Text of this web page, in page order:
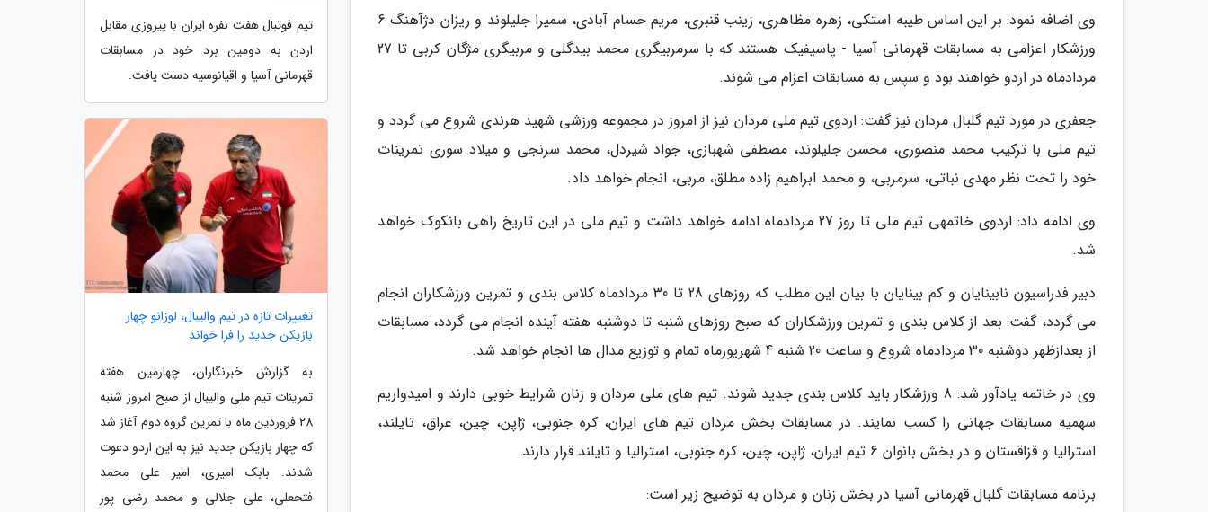
وی اضافه نمود: بر این اساس طیبه استکی، زهره مظاهری، زینب قنبری، مریم حسام آبادی، سمیرا جلیلوند و ریزان دژآهنگ 6
ورزشکار اعزامی به مسابقات قهرمانی آسیا - پاسیفیک هستند که با سرمربیگری محمد بیدگلی و مربیگری مژگان کربی تا 27
مردادماه در اردو خواهند بود و سپس به مسابقات اعزام می شوند.
جعفری در مورد تیم گلبال مردان نیز گفت: اردوی تیم ملی مردان نیز از امروز در مجموعه ورزشی شهید هرندی شروع می گردد و
تیم ملی با ترکیب محمد منصوری، محسن جلیلوند، مصطفی شهبازی، جواد شیردل، محمد سرنجی و میلاد سوری تمرینات
خود را تحت نظر مهدی نباتی، سرمربی، و محمد ابراهیم زاده مطلق، مربی، انجام خواهد داد.
وی ادامه داد: اردوی خاتمهی تیم ملی تا روز 27 مردادماه ادامه خواهد داشت و تیم ملی در این تاریخ راهی بانکوک خواهد
شد.
دبیر فدراسیون نابینایان و کم بینایان با بیان این مطلب که روزهای 28 تا 30 مردادماه کلاس بندی و تمرین ورزشکاران انجام
می گردد، گفت: بعد از کلاس بندی و تمرین ورزشکاران که صبح روزهای شنبه تا دوشنبه هفته آینده انجام می گردد، مسابقات
از بعدازظهر دوشنبه 30 مردادماه شروع و ساعت 20 شنبه 4 شهریورماه تمام و توزیع مدال ها انجام خواهد شد.
وی در خاتمه یادآور شد: 8 ورزشکار باید کلاس بندی جدید شوند. تیم های ملی مردان و زنان شرایط خوبی دارند و امیدواریم
سهمیه مسابقات جهانی را کسب نمایند. در مسابقات بخش مردان تیم های ایران، کره جنوبی، ژاپن، چین، عراق، تایلند،
استرالیا و قزاقستان و در بخش بانوان 6 تیم ایران، ژاپن، چین، کره جنوبی، استرالیا و تایلند قرار دارند.
برنامه مسابقات گلبال قهرمانی آسیا در بخش زنان و مردان به توضیح زیر است:
تیم فوتبال هفت نفره ایران با پیروزی مقابل
اردن به دومین برد خود در مسابقات
قهرمانی آسیا و اقیانوسیه دست یافت.
تغییرات تازه در تیم والیبال، لوزانو چهار
بازیکن جدید را فرا خواند
به گزارش خبرنگاران، چهارمین هفته
تمرینات تیم ملی والیبال از صبح امروز شنبه
28 فروردین ماه با تمرین گروه دوم آغاز شد
که چهار بازیکن جدید نیز به این اردو دعوت
شدند. بابک امیری، امیر علی محمد
فتحعلی، علی جلالی و محمد رضی پور